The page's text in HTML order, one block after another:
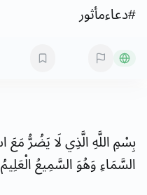
#دعاءمأثور
بِسْمِاللَّهِالَّذِيلَايَضُرُّمَعَ
السَّمَاءِوَهُوَالسَّمِيعُالْعَلِيمُ